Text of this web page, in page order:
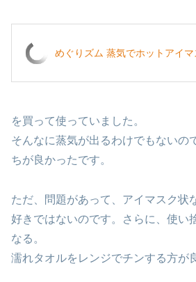
めぐりズム 蒸気でホットアイ
を買って使っていました。
そんなに蒸気が出るわけでもないの
ちが良かったです。
ただ、問題があって、アイマスク状
好きではないのです。さらに、使い
なる。
濡れタオルをレンジでチンする方が